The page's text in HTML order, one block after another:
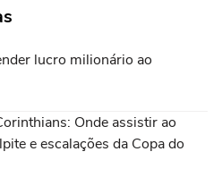
lucro milionário ao
Onde assistir ao
e escalações da Copa do